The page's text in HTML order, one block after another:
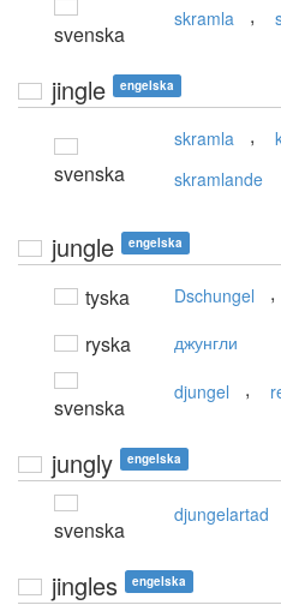
svenska
skramla ,
jingle engelska
svenska
skramla ,
skramlande
jungle engelska
tyska Dschungel ,
ryska джунгли
svenska
djungel ,
jungly engelska
svenska
djungelartad
jingles engelska